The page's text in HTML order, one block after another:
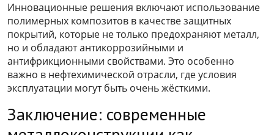
Инновационные решения включают использование
полимерных композитов в качестве защитных
покрытий, которые не только предохраняют металл,
но и обладают антикоррозийными и
антифрикционными свойствами. Это особенно
важно в нефтехимической отрасли, где условия
эксплуатации могут быть очень жёсткими.
Заключение: современные